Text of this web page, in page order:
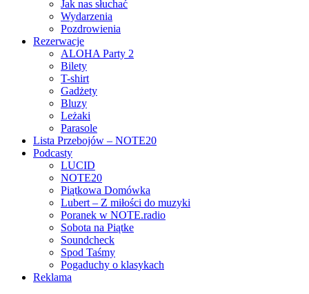
Jak nas słuchać
Wydarzenia
Pozdrowienia
Rezerwacje
ALOHA Party 2
Bilety
T-shirt
Gadżety
Bluzy
Leżaki
Parasole
Lista Przebojów – NOTE20
Podcasty
LUCID
NOTE20
Piątkowa Domówka
Lubert – Z miłości do muzyki
Poranek w NOTE.radio
Sobota na Piątke
Soundcheck
Spod Taśmy
Pogaduchy o klasykach
Reklama